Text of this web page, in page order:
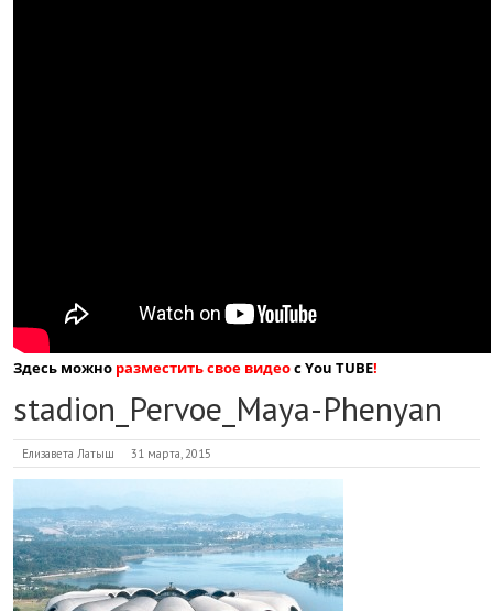
Здесь можно разместить свое видеос You TUBE!
stadion_Pervoe_Maya-Phenyan
Елизавета Латыш 31 марта, 2015